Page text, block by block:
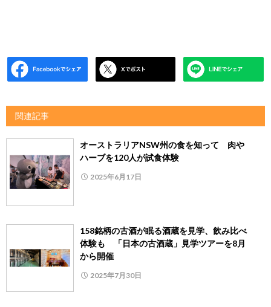
関連記事
オーストラリアNSW州の食を知って 肉や
ハーブを120人が試食体験
2025年6月17日
158銘柄の古酒が眠る酒蔵を見学、飲み比べ
体験も 「日本の古酒蔵」見学ツアーを8月
から開催
2025年7月30日